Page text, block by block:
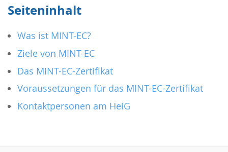
Seiteninhalt
Was ist MINT-EC?
Ziele von MINT-EC
Das MINT-EC-Zertifikat
Voraussetzungen für das MINT-EC-Zertifikat
Kontaktpersonen am HeiG